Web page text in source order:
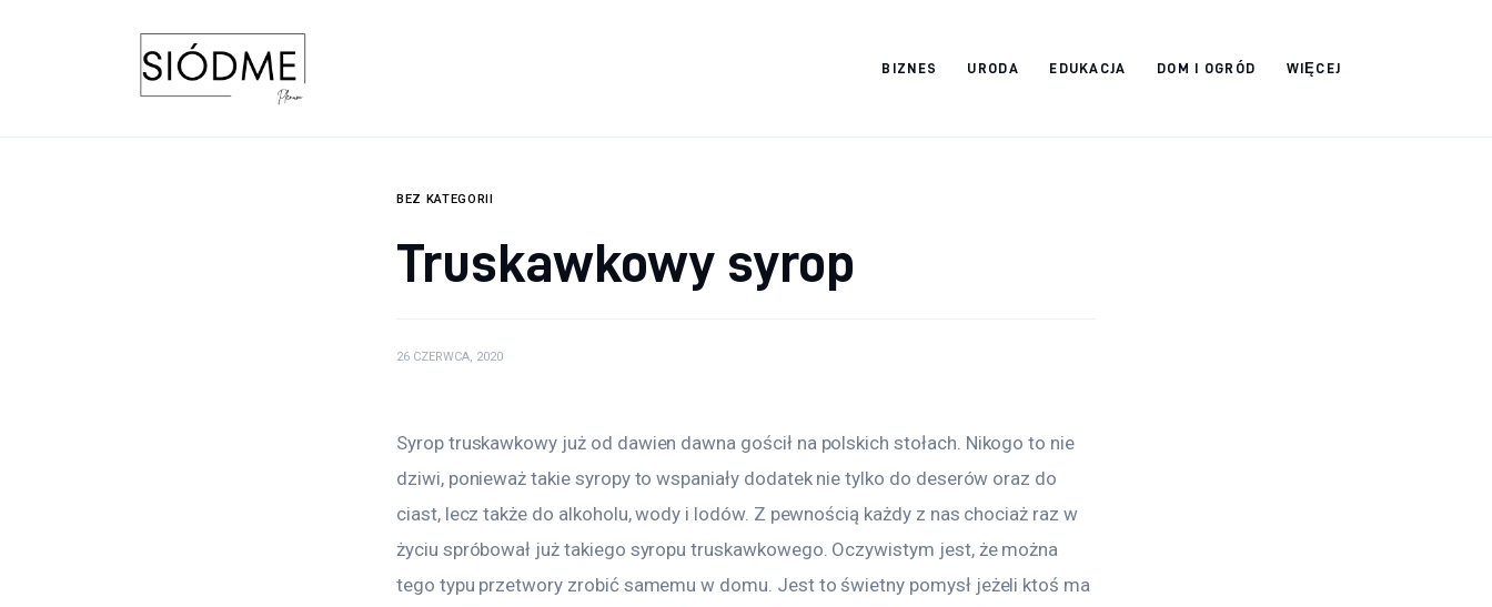
BIZNES URODA EDUKACJA DOM I OGRÓD WIĘCEJ
BEZ KATEGORII
Truskawkowy syrop
26 CZERWCA, 2020
Syrop truskawkowy już od dawien dawna gościł na polskich stołach. Nikogo to nie
dziwi, ponieważ takie syropy to wspaniały dodatek nie tylko do deserów oraz do
ciast, lecz także do alkoholu, wody i lodów. Z pewnością każdy z nas chociaż raz w
życiu spróbował już takiego syropu truskawkowego. Oczywistym jest, że można
tego typu przetwory zrobić samemu w domu. Jest to świetny pomysł jeżeli ktoś ma